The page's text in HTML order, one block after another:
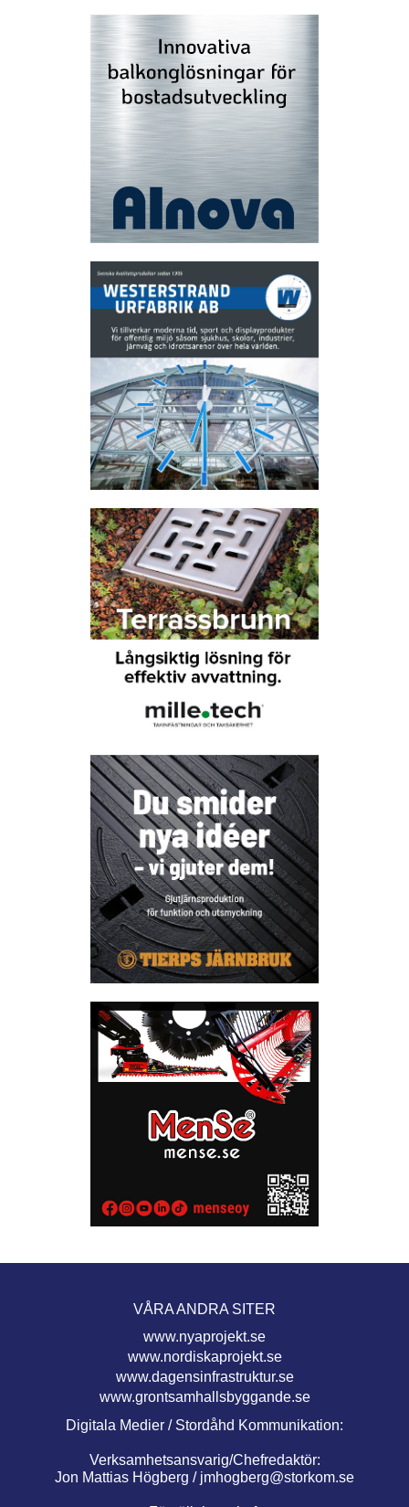
VÅRA ANDRA SITER
www.nyaprojekt.se
www.nordiskaprojekt.se
www.dagensinfrastruktur.se
www.grontsamhallsbyggande.se
Digitala Medier / Stordåhd Kommunikation:
Verksamhetsansvarig/Chefredaktör:
Jon Mattias Högberg / jmhogberg@storkom.se